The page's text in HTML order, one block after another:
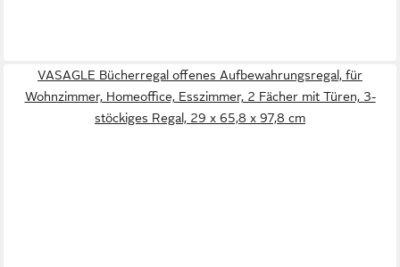
VASAGLE Bücherregal offenes Aufbewahrungsregal, für
Wohnzimmer, Homeoffice, Esszimmer, 2 Fächer mit Türen, 3-
stöckiges Regal, 29 x 65,8 x 97,8 cm